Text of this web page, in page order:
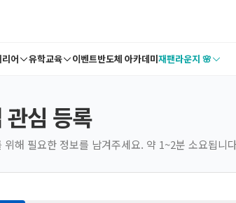
어 유학교육 이벤트반도체 아카데미재팬라운지 🌸
관심 등록
위해 필요한 정보를 남겨주세요. 약 1~2분 소요됩니